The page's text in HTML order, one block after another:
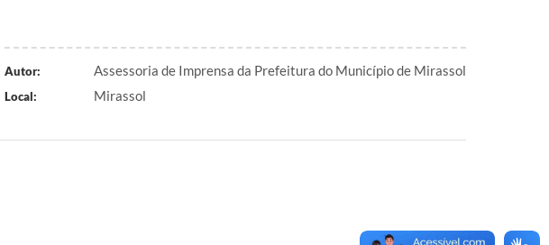
Autor: Assessoria de Imprensa da Prefeitura do Município de Mirassol
Local: Mirassol